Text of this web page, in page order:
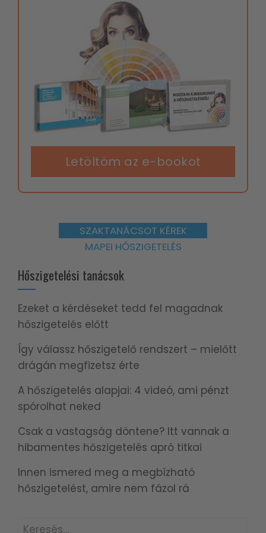
Letöltöm az e-bookot
SZAKTANÁCSOT KÉREK
MAPEI HŐSZIGETELÉS
Hőszigetelési tanácsok
Ezeket a kérdéseket tedd fel magadnak
hőszigetelés előtt
Így válassz hőszigetelő rendszert – mielőtt
drágán megfizetsz érte
A hőszigetelés alapjai: 4 videó, ami pénzt
spórolhat neked
Csak a vastagság döntene? Itt vannak a
hibamentes hőszigetelés apró titkai
Innen ismered meg a megbízható
hőszigetelést, amire nem fázol rá
Keresés: